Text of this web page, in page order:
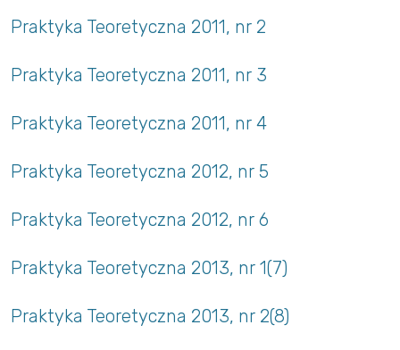
Praktyka Teoretyczna 2011, nr 2
Praktyka Teoretyczna 2011, nr 3
Praktyka Teoretyczna 2011, nr 4
Praktyka Teoretyczna 2012, nr 5
Praktyka Teoretyczna 2012, nr 6
Praktyka Teoretyczna 2013, nr 1(7)
Praktyka Teoretyczna 2013, nr 2(8)